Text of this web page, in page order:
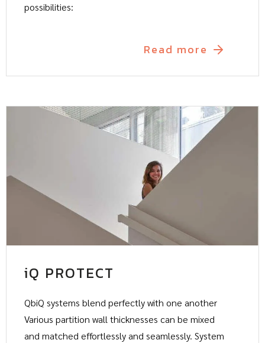
possibilities:
Read more
iQ PROTECT
QbiQ systems blend perfectly with one another
Various partition wall thicknesses can be mixed
and matched effortlessly and seamlessly. System